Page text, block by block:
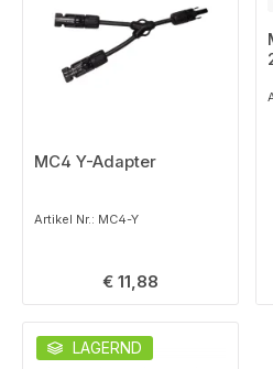
MC4 Y-Adapter
Artikel Nr.: MC4-Y
Regulärer Preis:
€ 11,88
LAGERND